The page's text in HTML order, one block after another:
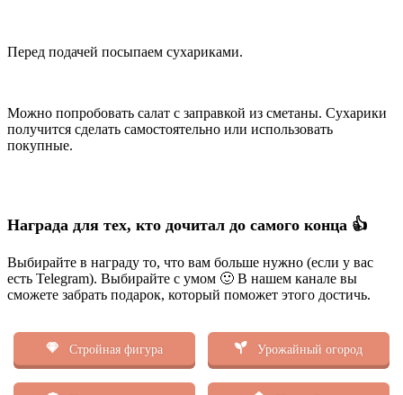
Перед подачей посыпаем сухариками.
Можно попробовать салат с заправкой из сметаны. Сухарики
получится сделать самостоятельно или использовать
покупные.
Награда для тех, кто дочитал до самого конца 👍
Выбирайте в награду то, что вам больше нужно (если у вас
есть Telegram). Выбирайте с умом 🙂 В нашем канале вы
сможете забрать подарок, который поможет этого достичь.
Стройная фигура Урожайный огород